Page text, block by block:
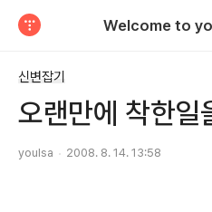
Welcome to
신변잡기
오랜만에 착한일
youlsa 2008. 8. 14. 13:58